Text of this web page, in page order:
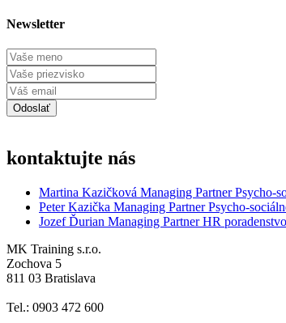
Newsletter
kontaktujte nás
Martina Kazičková Managing PartnerPsycho-
Peter Kazička Managing PartnerPsycho-
Jozef Ďurian Managing PartnerHR
MK Training s.r.o.
Zochova 5
811 03 Bratislava
Tel.: 0903 472 600